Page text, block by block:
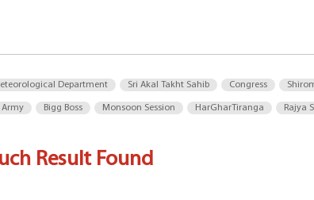
Department Sri Akal Takht Sahib Congress
Army Bigg Boss Monsoon Session HarGharTiranga Rajya
Result Found